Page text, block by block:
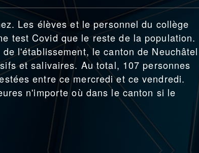
Les élèves et le personnel du collège
test Covid que le reste de la population.
l'établissement, le canton de Neuchâtel
et salivaires. Au total, 107 personnes
entre ce mercredi et ce vendredi.
n'importe où dans le canton si le